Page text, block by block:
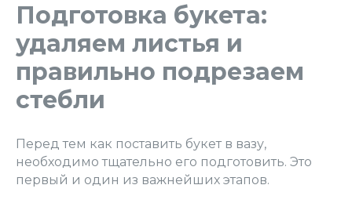
Подготовка букета:
удаляем листья и
правильно подрезаем
стебли
Перед тем как поставить букет в вазу,
необходимо тщательно его подготовить. Это
первый и один из важнейших этапов.